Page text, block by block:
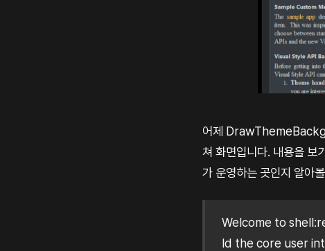
어제
쳐 화면입니다. 내용을 보
가 운영하는 곳인지 알아
Welcome to
ld the core user